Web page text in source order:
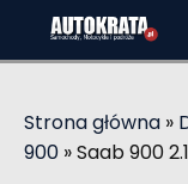
Strona główna »
900 »Saab 900